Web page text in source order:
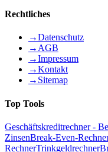
Rechtliches
→Datenschutz
→ AGB
→Impressum
→Kontakt
→ Sitemap
Top Tools
Geschäftskreditrechner -
ZinsenBreak-Even-
RechnerTrinkgeldrechner